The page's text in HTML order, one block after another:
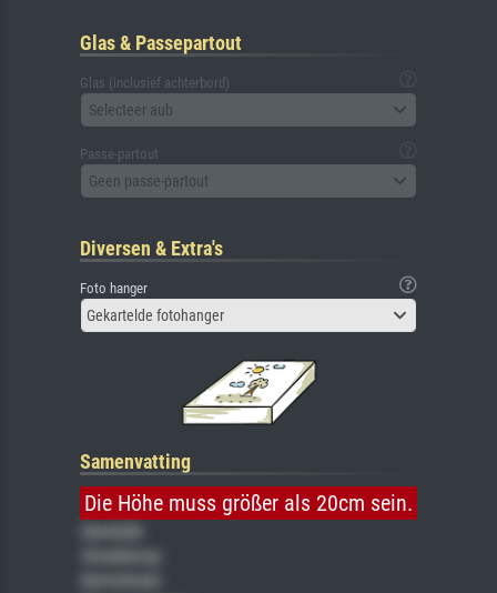
Glas & Passepartout
Glas (inclusief achterbord)
Selecteer aub
Passe-partout
Geen passe-partout
Diversen & Extra's
Foto hanger
Gekartelde fotohanger
Samenvatting
Die Höhe muss größer als 20cm sein.
Veredelung